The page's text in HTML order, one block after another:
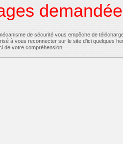
de sécurité vous empêche de
à vous reconnecter sur le site d'ici quelques
de votre compréhension.